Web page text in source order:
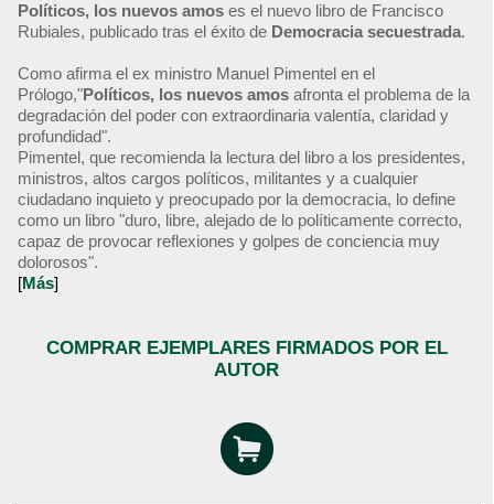
Políticos, los nuevos amos es el nuevo libro de Francisco
Rubiales, publicado tras el éxito de Democracia secuestrada.
Como afirma el ex ministro Manuel Pimentel en el
Prólogo,"Políticos, los nuevos amos afronta el problema de la
degradación del poder con extraordinaria valentía, claridad y
profundidad".
Pimentel, que recomienda la lectura del libro a los presidentes,
ministros, altos cargos políticos, militantes y a cualquier
ciudadano inquieto y preocupado por la democracia, lo define
como un libro "duro, libre, alejado de lo políticamente correcto,
capaz de provocar reflexiones y golpes de conciencia muy
dolorosos".
[Más]
COMPRAR EJEMPLARES FIRMADOS POR EL
AUTOR